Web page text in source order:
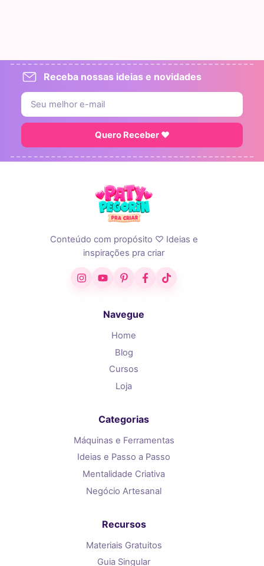
Receba nossas ideias e novidades
Quero Receber ♥
Conteúdo com propósito ♡ Ideias e
inspirações pra criar
InstagramYouTubePinterestFacebook
TikTok
Navegue
Home
Blog
Cursos
Loja
Categorias
Máquinas e Ferramentas
Ideias e Passo a Passo
Mentalidade Criativa
Negócio Artesanal
Recursos
Materiais Gratuitos
Guia Singular